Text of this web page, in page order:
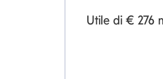
Utile di € 276